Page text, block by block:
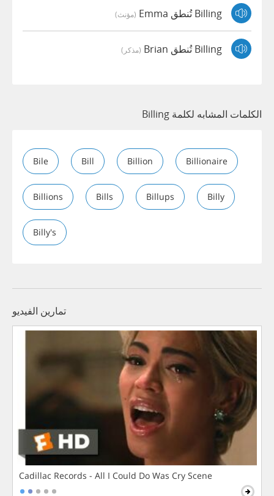
Billing تُنطق Emma (مؤنث)
Billing تُنطق Brian (مذكر)
الكلمات المشابه لكلمة Billing
Bile Bill Billion Billionaire
Billions Bills Billups Billy
Billy's
تمارين الفيديو
Cadillac Records - All I Could Do Was Cry Scene